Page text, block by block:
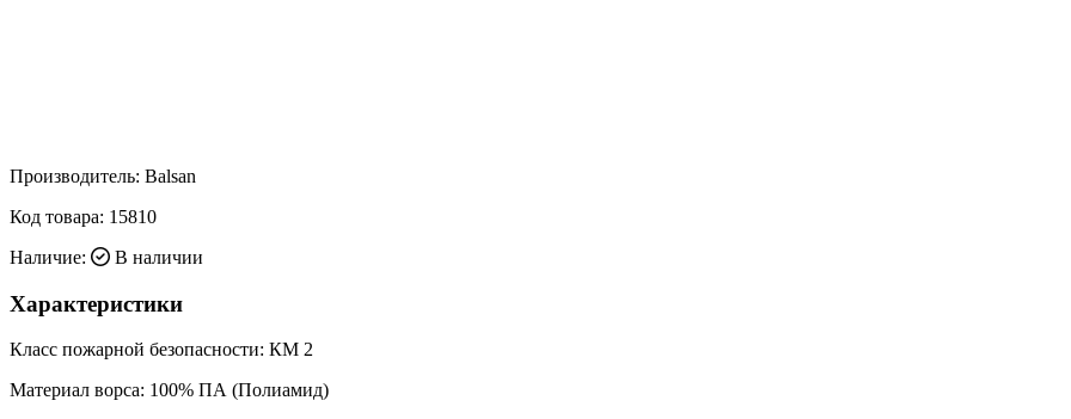
Производитель: Balsan
Код товара: 15810
Наличие:
В наличии
Характеристики
Класс пожарной безопасности: КМ 2
Материал ворса: 100% ПА (Полиамид)